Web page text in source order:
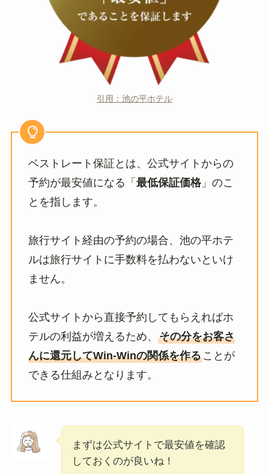
引用：池の平ホテル
ベストレート保証とは、公式サイトからの
予約が最安値になる「 最低保証価格」のこ
とを指します。
旅行サイト経由の予約の場合、池の平ホテ
ルは旅行サイトに手数料を払わないといけ
ません。
公式サイトから直接予約してもらえればホ
テルの利益が増えるため、 その分をお客さ
んに還元してWin-Winの関係を作ることが
できる仕組みとなります。
まずは公式サイトで最安値を確認
しておくのが良いね！